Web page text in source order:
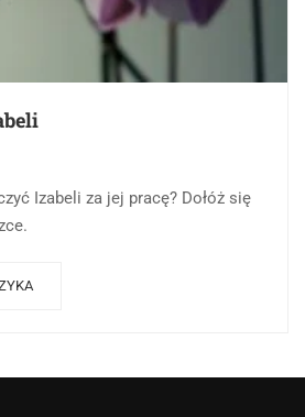
Izabeli za jej pracę? Dołóż się